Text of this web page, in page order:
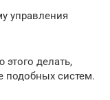
управления
делать,
подобных систем.